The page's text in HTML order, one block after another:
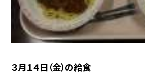
３月１４日（金）の給食